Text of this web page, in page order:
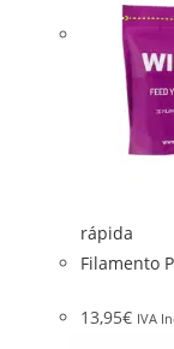
rápida
Filamento
13,95€ IVA